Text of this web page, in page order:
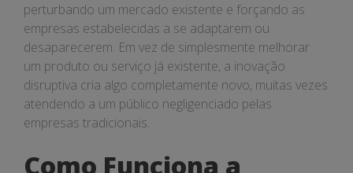
perturbando um mercado existente e forçando as
empresas estabelecidas a se adaptarem ou
desaparecerem. Em vez de simplesmente melhorar
um produto ou serviço já existente, a inovação
disruptiva cria algo completamente novo, muitas vezes
atendendo a um público negligenciado pelas
empresas tradicionais.
Como Funciona a